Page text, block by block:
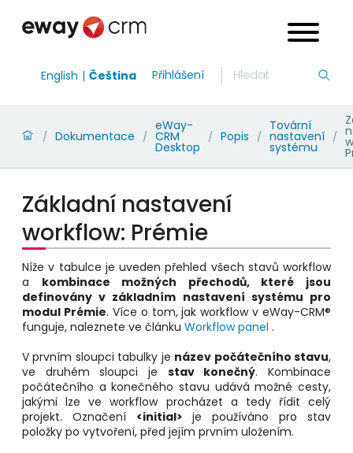
English Čeština Přihlášení
/ Dokumentace /
eWay-
CRM
Desktop
/ Popis /
Tovární
nastavení
systému
/
Základní nastavení
workflow: Prémie
Níže v tabulce je uveden přehled všech stavů workflow
a kombinace možných přechodů, které jsou
definovány v základním nastavení systému pro
modul Prémie. Více o tom, jak workflow v eWay-CRM®
funguje, naleznete ve článku Workflow panel .
V prvním sloupci tabulky je název počátečního stavu,
ve druhém sloupci je stav konečný. Kombinace
počátečního a konečného stavu udává možné cesty,
jakými lze ve workflow procházet a tedy řídit celý
projekt. Označení <initial>
je používáno pro stav
položky po vytvoření, před jejím prvním uložením.